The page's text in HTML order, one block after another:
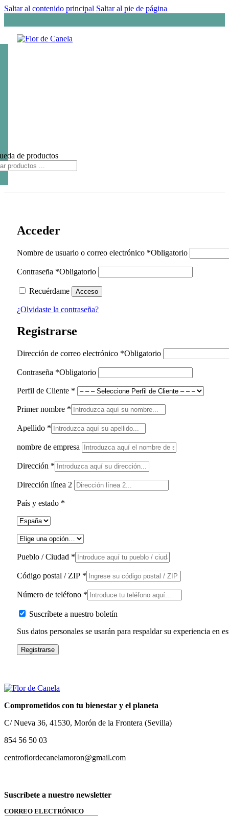
Saltar al contenido principal Saltar al pie de página
de productos
Acceder
Nombre de usuario o correo electrónico *Obligatorio
Contraseña *Obligatorio
Recuérdame Acceso
¿Olvidaste la contraseña?
Registrarse
Dirección de correo electrónico *Obligatorio
Contraseña *Obligatorio
Perfil de Cliente *
Primer nombre *
Apellido *
nombre de empresa
Dirección *
Dirección línea 2
País y estado *
Pueblo / Ciudad *
Código postal / ZIP *
Número de teléfono *
Suscríbete a nuestro boletín
Sus datos personales se usarán para respaldar su experiencia
Registrarse
Comprometidos con tu bienestar y el planeta
C/ Nueva 36, 41530, Morón de la Frontera (Sevilla)
854 56 50 03
centroflordecanelamoron@gmail.com
Suscríbete a nuestro newsletter
CORREO ELECTRÓNICO